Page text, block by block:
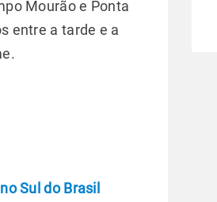
Mourão e Ponta
entre a tarde e a
Sul do Brasil